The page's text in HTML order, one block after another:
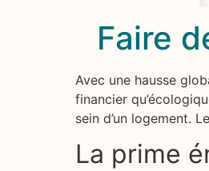
Faire
Avec une hausse
financier
sein d’un logement.
La prime